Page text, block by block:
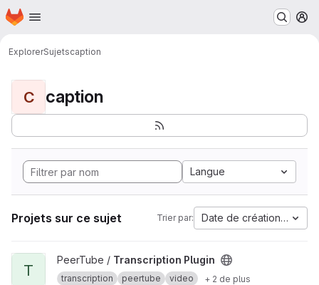
Passer au contenu principal
Page d'accueil
ExplorerSujetscaption
C caption
Langue
Projets sur ce sujet Trier par: Date de création la plus
Afficher le projet Transcription Plugin
T
PeerTube / Transcription Plugin
transcription peertube video + 2 de plus